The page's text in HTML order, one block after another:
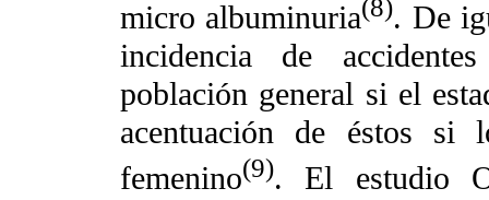
micro albuminuria(8). De
incidencia de
población general si el
acentuación de éstos si
femenino(9). El estudio